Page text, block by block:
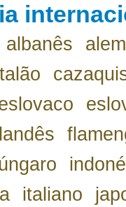
albanês
italiano